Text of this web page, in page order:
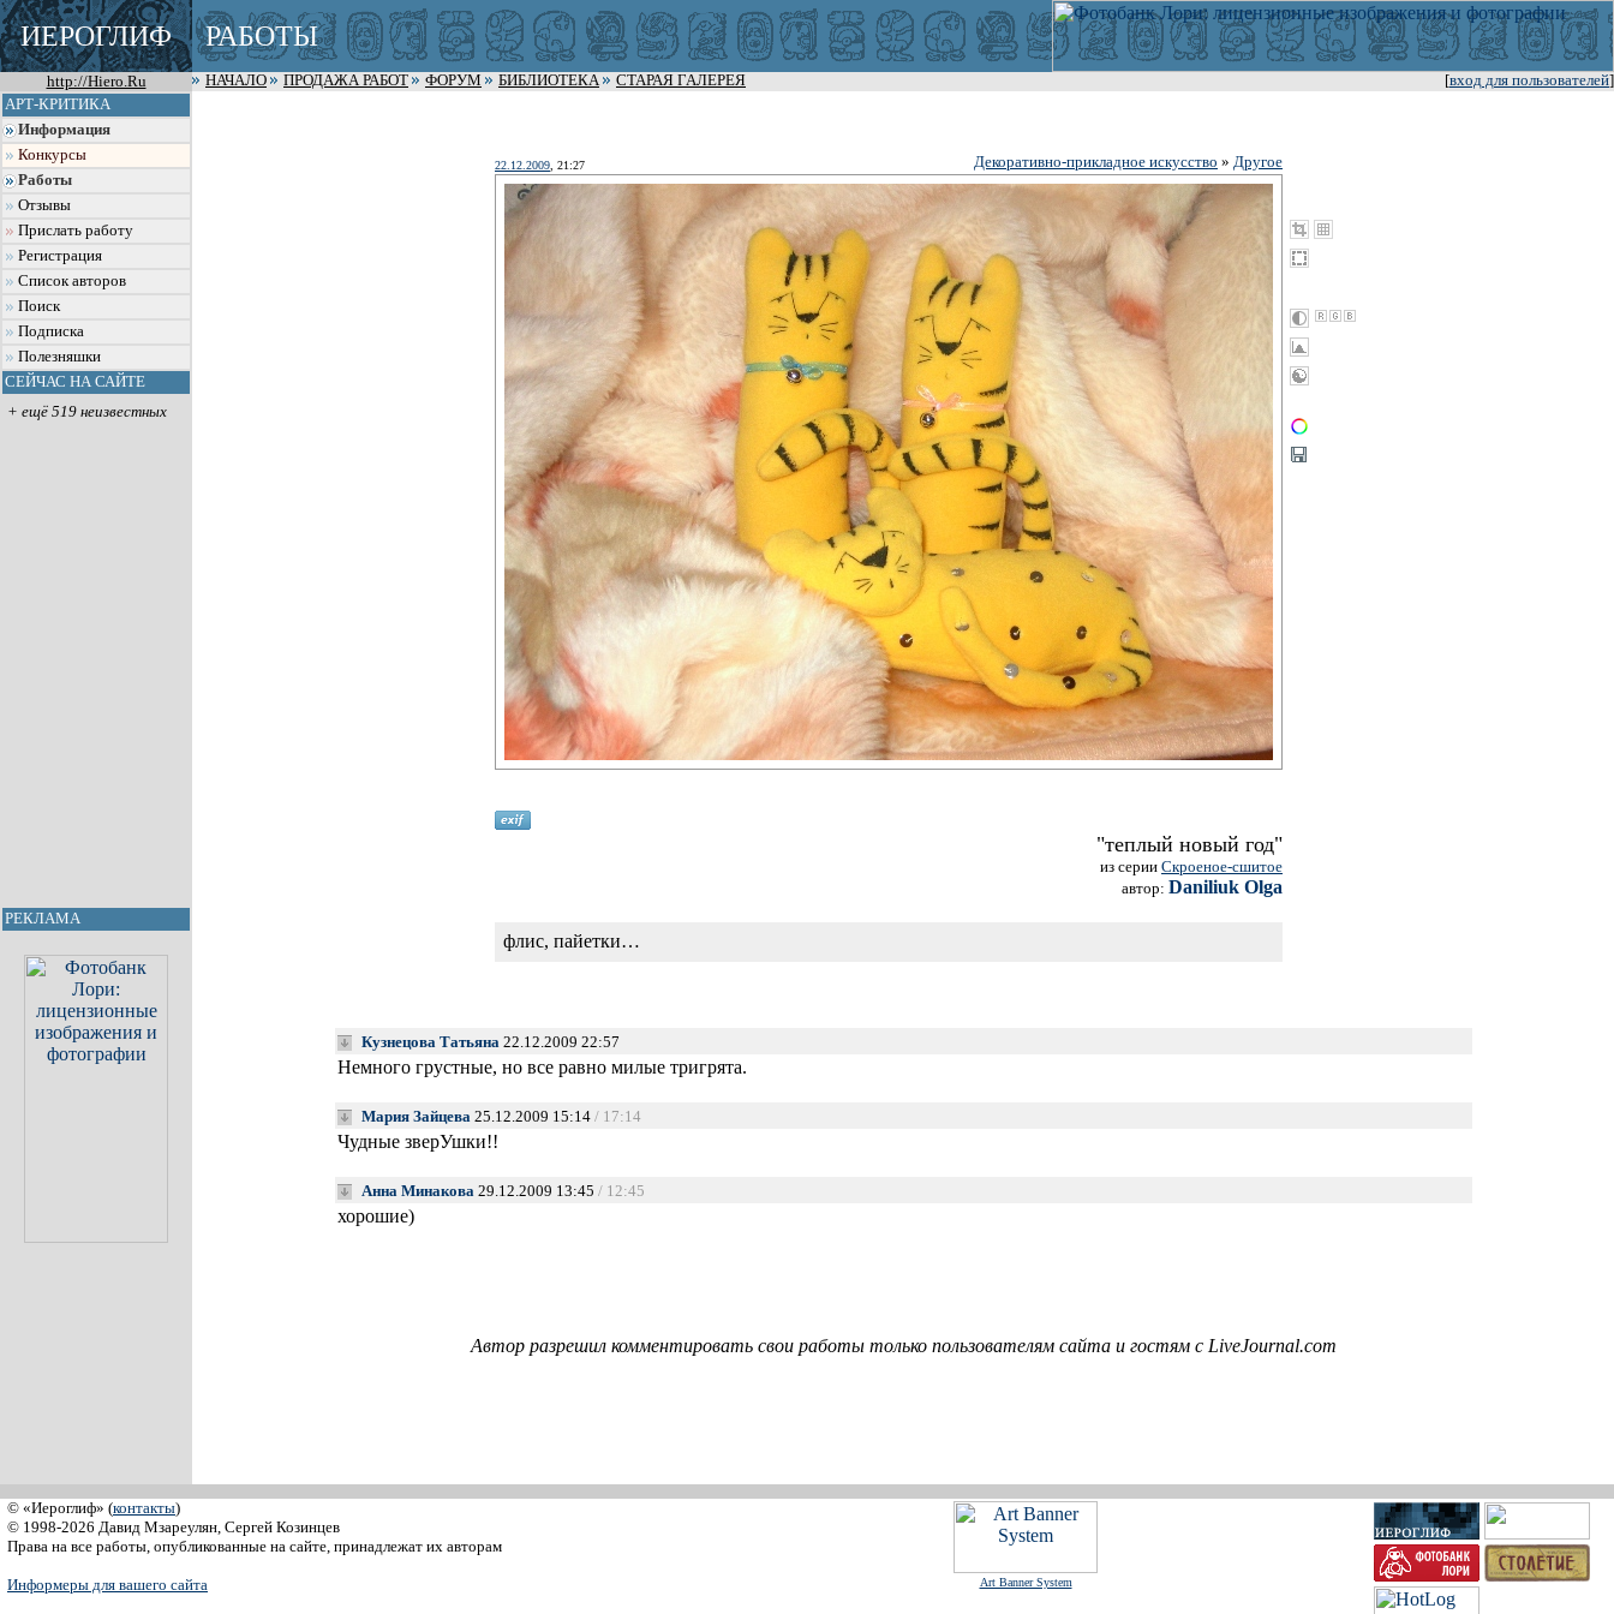
ИЕРОГЛИФ РАБОТЫ
http://Hiero.Ru [вход для пользователей]
НАЧАЛО ПРОДАЖА РАБОТ ФОРУМ БИБЛИОТЕКА
СТАРАЯ ГАЛЕРЕЯ
АРТ-КРИТИКА
Информация
Конкурсы
Работы
Отзывы
Прислать работу
Регистрация
Список авторов
Поиск
Подписка
Полезняшки
СЕЙЧАС НА САЙТЕ
+ ещё 519 неизвестных
РЕКЛАМА
22.12.2009 , 21:27 Декоративно-прикладное искусство » Другое
"теплый новый год"
из серии Скроеное-сшитое
автор: Daniliuk Olga
флис, пайетки…
Кузнецова Татьяна22.12.2009 22:57
Немного грустные, но все равно милые тригрята.
Мария Зайцева25.12.2009 15:14 / 17:14
Чудные зверУшки!!
Анна Минакова29.12.2009 13:45 / 12:45
хорошие)
Автор разрешил комментировать свои работы только пользователям сайта и гостям с LiveJournal.com
© «Иероглиф» (контакты)
© 1998-2026 Давид Мзареулян, Сергей Козинцев
Права на все работы, опубликованные на сайте, принадлежат их авторам
Информеры для вашего сайта Art Banner System